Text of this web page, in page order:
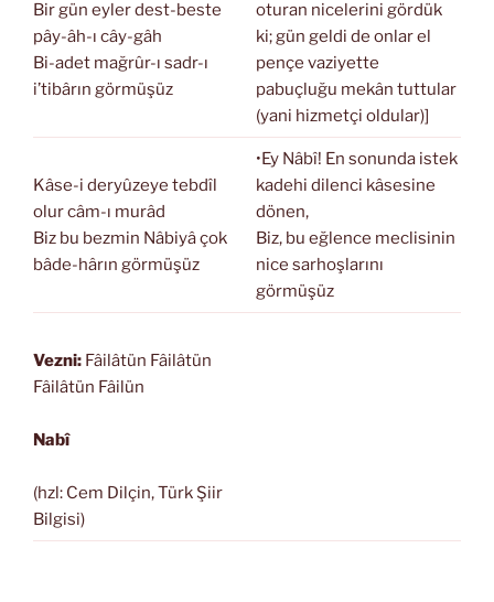
Bir gün eyler dest-beste
pây-âh-ı cây-gâh
Bi-adet mağrûr-ı sadr-ı
i’tibârın görmüşüz
oturan nicelerini gördük
ki; gün geldi de onlar el
pençe vaziyette
pabuçluğu mekân tuttular
(yani hizmetçi oldular)]
Kâse-i deryûzeye tebdîl
olur câm-ı murâd
Biz bu bezmin Nâbiyâ çok
bâde-hârın görmüşüz
•Ey Nâbî! En sonunda istek
kadehi dilenci kâsesine
dönen,
Biz, bu eğlence meclisinin
nice sarhoşlarını
görmüşüz
Vezni: Fâilâtün Fâilâtün
Fâilâtün Fâilün
Nabî
(hzl: Cem Dilçin, Türk Şiir
Bilgisi)